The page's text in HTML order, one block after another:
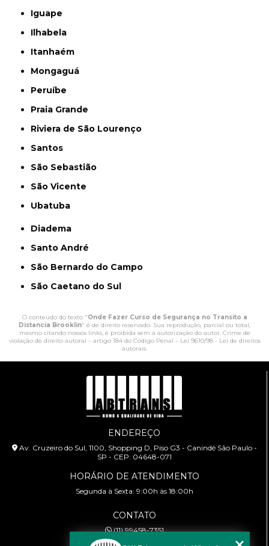
Iguape
Ilhabela
Itanhaém
Mongaguá
Peruíbe
Praia Grande
Riviera de São Lourenço
Santos
São Sebastião
São Vicente
Ubatuba
Diadema
Santo André
São Bernardo do Campo
São Caetano do Sul
O conteúdo do texto "Onde Fazer Curso de Segurança no Transito a
Distancia Brooklin" é de direito reservado. Sua reprodução, parcial ou total,
mesmo citando nossos links, é proibida sem a autorização do autor. Crime de
violação de direito autoral – artigo 184 do Código Penal – Lei 9610/98 - Lei de direitos
autorais.
ENDEREÇO
Av. Cruzeiro do Sul, 1100, Shopping D, Piso G3 - Canindé São Paulo -
SP - CEP: 04648-071
HORÁRIO DE ATENDIMENTO
Segunda à Sexta: 9:00h às 18:00h
CONTATO
(11) 99458-7351
cursoabtrans@gmail.com